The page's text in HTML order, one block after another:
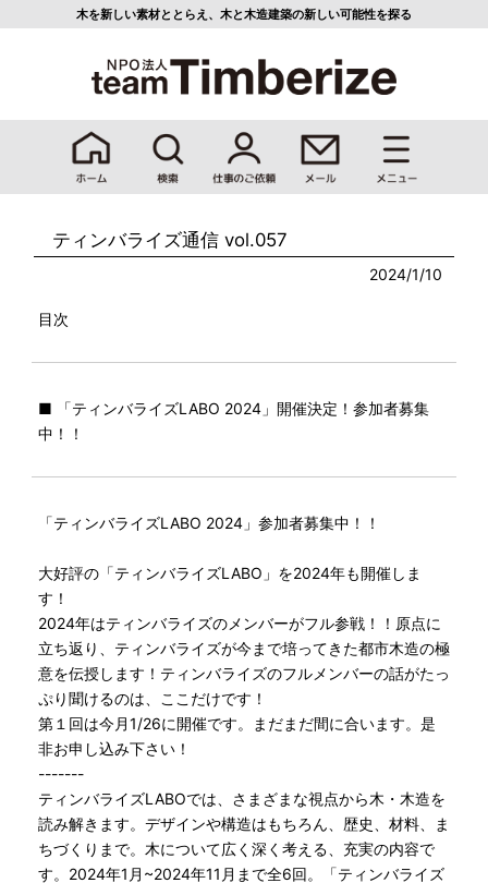
木を新しい素材ととらえ、 木と木造建築の新しい可能性を探る
ティンバライズ通信 vol.057
2024/1/10
目次
■ 「ティンバライズLABO 2024」開催決定！参加者募集
中！！
「ティンバライズLABO 2024」参加者募集中！！
大好評の「ティンバライズLABO」を2024年も開催しま
す！
2024年はティンバライズのメンバーがフル参戦！！原点に
立ち返り、ティンバライズが今まで培ってきた都市木造の極
意を伝授します！ティンバライズのフルメンバーの話がたっ
ぷり聞けるのは、ここだけです！
第１回は今月1/26に開催です。まだまだ間に合います。是
非お申し込み下さい！
-------
ティンバライズLABOでは、さまざまな視点から木・木造を
読み解きます。デザインや構造はもちろん、歴史、材料、ま
ちづくりまで。木について広く深く考える、充実の内容で
す。2024年1月~2024年11月まで全6回。「ティンバライズ